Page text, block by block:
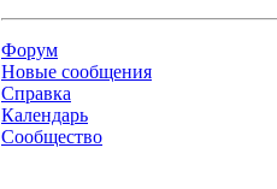
Форум
Новые сообщения
Справка
Календарь
Сообщество